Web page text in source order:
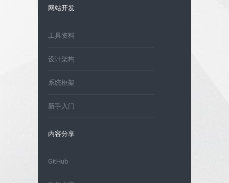
网站开发
工具资料
设计架构
系统框架
新手入门
内容分享
GitHub